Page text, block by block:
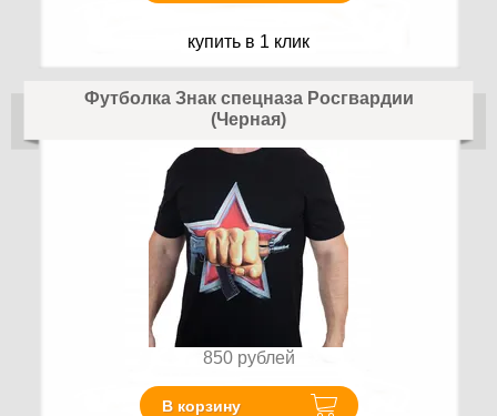
купить в 1 клик
Футболка Знак спецназа Росгвардии
(Черная)
850 рублей
В корзину